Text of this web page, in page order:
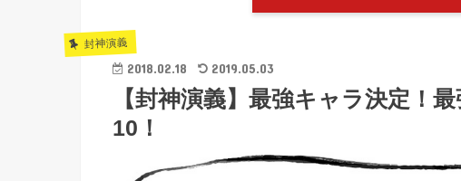
封神演義
2018.02.18 2019.05.03
【封神演義】最強キャラ決定！
10！